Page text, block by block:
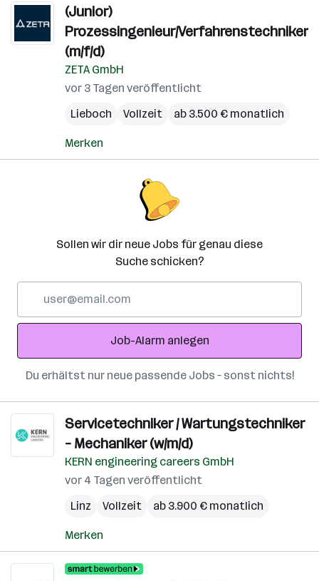
(Junior)
Prozessingenieur/Verfahrenstechniker
(m/f/d)
ZETA GmbH
vor 3 Tagen veröffentlicht
Lieboch
Vollzeit ab 3.500 € monatlich
Merken
Sollen wir dir neue Jobs für genau diese
Suche schicken?
Adresse
Job-Alarm anlegen
Du erhältst nur neue passende Jobs – sonst nichts!
Servicetechniker / Wartungstechniker
– Mechaniker (w/m/d)
KERN engineering careers GmbH
vor 4 Tagen veröffentlicht
Linz
Vollzeit ab 3.900 € monatlich
Merken